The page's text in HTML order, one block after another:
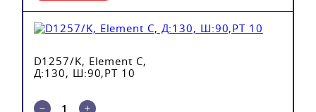
D1257/K, Element C,
Д:130, Ш:90,PT 10